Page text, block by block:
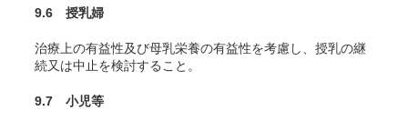
9.6 授乳婦
治療上の有益性及び母乳栄養の有益性を考慮し、授乳の継
続又は中止を検討すること。
9.7 小児等